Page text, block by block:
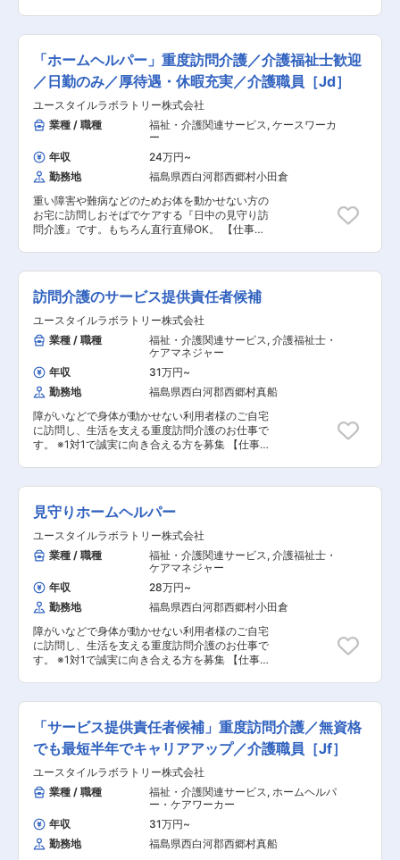
高齢者になるとされています。（65歳以上は全人
口の30.3％予想） 介護サービスのニーズが高ま
ています。 だからこそ！！！介護を学び、働くな
ら今です！
しております！ ■見守り・対話：状態の変化に気
を配りながらの安全管理 ■生活介助： 家事援助
（洗濯、掃除、料理など） ■身体介護： 起床・
就寝・入浴・食事の介助など ■医療的ケア： た
んの吸引、経管栄養（胃ろう・腸ろう） など
※詳細は面談時にお伝えします ◎最初は先輩スタ
ッフが必ず同行し、業務の流れや注意点を徹底的
に指導します。未経験の方もプロとして成長でき
ます。
勤と夜勤月12回程度 ◎コーディネーター業務 一
緒にお仕事をするスタッフさんのシフト管理や教
育など働きやすい環境を整えるお仕事を主にお願
いします。 質問や相談などを気軽に受けられる頼
られる社員さんとして活躍してください！ ■介護
スタッフのフォロー・指導・育成・ケア ■ご家族
との連絡 ■担当者会議への出席 ■サービス提供管
理 ■スタッフのシフト作成 ■ご利用者様ごとのチ
ーム管理 ■非常勤スタッフの採用 など ◎ケア業
務 ■見守り・対話：状態の変化に気を配りながら
の安全管理 ■生活介助： 家事援助（洗濯、掃
除、料理など） ■身体介護： 起床・就寝・入
浴・食事の介助など ■医療的ケア： たんの吸
引、経管栄養（胃ろう・腸ろう） など ※詳細
は面談時にお伝えします ◎最初は先輩スタッフが
必ず同行し、業務の流れや注意点を徹底的に指導
「ホームヘルパー」重度訪問介護／介護福祉士歓迎
／日勤のみ／厚待遇・休暇充実／介護職員［Jd］
ユースタイルラボラトリー株式会社
業種 / 職種
福祉・介護関連サービス, ケースワーカ
ー
年収
24万円~
勤務地
福島県西白河郡西郷村小田倉
重い障害や難病などのためお体を動かせない方の
お宅に訪問しおそばでケアする『日中の見守り訪
問介護』です。もちろん直行直帰OK。 【仕事内
い、生命と生活を支える、障害福祉をメインとし
た訪問介護ケアのお仕事です。 ・生活介助： 家
事援助 ・身体介護： 入浴・食事の介助 ・外出時
の同行支援 ・介護記録の記入 ・医療的ケア： た
んの吸引、経管栄養 など ※詳細は面談時にお
伝えします ◎働いている人のほとんどが無資格・
未経験からスタート！！研修や仕事を覚えるまで
は先輩スタッフが同行するので安心！ ■━━━ 1
日のスケジュール例 ━━━□ ◇9:00～／サービス
開始 ・ベットから車いすへの移乗 ・お食事介助
・外出援助など ◇13:00～／サービス記録、終
了 ＜休憩・次の利用者宅へ移動＞ ◇14:00～／利
用者宅到着・サービス開始 ◇18:00～／サービス
利用者様によって時間・サービスは異なります。
※介護保険サービスを提供する事業所の場合は家
＊＊ ここがオススメ！！ ＊＊ ＜無料で資格取
得・続けやすい職場3種の神器／未来がある業種
＞ 【POINT1：続けやすい職場3種の神器】 厚待
遇：賞与年2回はもちろん有給休暇や完全週休二
日制といった待遇も充実しています！ 職場環境：
たくさんの人を一度にケアする施設とは違い、お
一人に寄り添いゆったりとしたオシゴト。また、
関わるのはご利用者さんがメインなので人間関係
で悩むこともありません。 給与：「今は良いけど
将来を考えたら今の給与だと難しいよな～」なん
て思っていませんか？資格の取得などで給与UP
ます。 【POINT2：2025年に介護需要がUP！！
学び・働くなら今！！】 2025年に団塊の世代が
とされています。（65歳以上は全人口の30.3％
予想） 介護サービスのニーズが高まる一方で、深
刻な介護人材不足に陥ると予測されています。 だ
からこそ！！！介護を学び、働くなら今です！
【POINT3：無料で取れる公的資格】 無料で「重
度訪問介護従業者養成研修統合課程」を取得でき
るから、無資格、未経験の方でもOK また、当社
研修で「介護職員実務者研修」の取得も可能！持
っていない資格を取得して給与もUP。
訪問介護のサービス提供責任者候補
ユースタイルラボラトリー株式会社
業種 / 職種
福祉・介護関連サービス, 介護福祉士・
ケアマネジャー
年収
31万円~
勤務地
福島県西白河郡西郷村真船
障がいなどで身体が動かせない利用者様のご自宅
に訪問し、生活を支える重度訪問介護のお仕事で
す。 ※1対1で誠実に向き合える方を募集 【仕事内
勤と夜勤月12回程度 ◎サービス提供責任者業務
一緒にお仕事をするスタッフさんのシフト管理や
教育など働きやすい環境を整えるお仕事を主にお
願いします。 質問や相談などを気軽に受けられる
頼られる社員さんとして活躍してください！ ■介
護スタッフのフォロー・指導・育成・ケア ■ご家
族との連絡 ■担当者会議への出席 など ◎ケア業
務 ■見守り・対話：状態の変化に気を配りながら
の安全管理 ■生活介助： 家事援助（洗濯、掃
除、料理など） ■身体介護： 起床・就寝・入
浴・食事の介助など ■医療的ケア： たんの吸
引、経管栄養（胃ろう・腸ろう） など ※詳細
は面談時にお伝えします ◎最初は先輩スタッフが
します。未経験の方もプロとして成長できます。
見守りホームヘルパー
ユースタイルラボラトリー株式会社
業種 / 職種
福祉・介護関連サービス, 介護福祉士・
ケアマネジャー
年収
28万円~
勤務地
福島県西白河郡西郷村小田倉
障がいなどで身体が動かせない利用者様のご自宅
に訪問し、生活を支える重度訪問介護のお仕事で
す。 ※1対1で誠実に向き合える方を募集 【仕事内
※日勤と夜勤月12回程度 ■見守り・対話：状態の
変化に気を配りながらの安全管理 ■生活介助：
家事援助（洗濯、掃除、料理など） ■身体介護：
起床・就寝・入浴・食事の介助など ■医療的ケ
ア： たんの吸引、経管栄養（胃ろう・腸ろう）
など ※詳細は面談時にお伝えします ◎最初は先
輩スタッフが必ず同行し、業務の流れや注意点を
徹底的に指導します。未経験の方もプロとして成
長できます。
「サービス提供責任者候補」重度訪問介護／無資格
でも最短半年でキャリアアップ／介護職員［Jf］
ユースタイルラボラトリー株式会社
業種 / 職種
福祉・介護関連サービス, ホームヘルパ
ー・ケアワーカー
年収
31万円~
勤務地
福島県西白河郡西郷村真船